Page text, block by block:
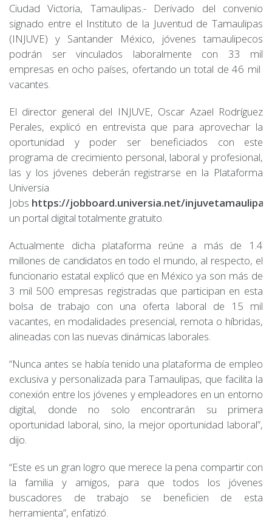
Ciudad Victoria, Tamaulipas.- Derivado del convenio
signado entre el Instituto de la Juventud de Tamaulipas
(INJUVE) y Santander México, jóvenes tamaulipecos
podrán ser vinculados laboralmente con 33 mil
empresas en ocho países, ofertando un total de 46 mil
vacantes.
El director general del INJUVE, Oscar Azael Rodríguez
Perales, explicó en entrevista que para aprovechar la
oportunidad y poder ser beneficiados con este
programa de crecimiento personal, laboral y profesional,
las y los jóvenes deberán registrarse en la Plataforma
Universia
Jobs https://jobboard.universia.net/injuvetamaulipas
un portal digital totalmente gratuito.
Actualmente dicha plataforma reúne a más de 1.4
millones de candidatos en todo el mundo, al respecto, el
funcionario estatal explicó que en México ya son más de
3 mil 500 empresas registradas que participan en esta
bolsa de trabajo con una oferta laboral de 15 mil
vacantes, en modalidades presencial, remota o híbridas,
alineadas con las nuevas dinámicas laborales.
“Nunca antes se había tenido una plataforma de empleo
exclusiva y personalizada para Tamaulipas, que facilita la
conexión entre los jóvenes y empleadores en un entorno
digital, donde no solo encontrarán su primera
oportunidad laboral, sino, la mejor oportunidad laboral”,
dijo.
“Este es un gran logro que merece la pena compartir con
la familia y amigos, para que todos los jóvenes
buscadores de trabajo se beneficien de esta
herramienta”, enfatizó.